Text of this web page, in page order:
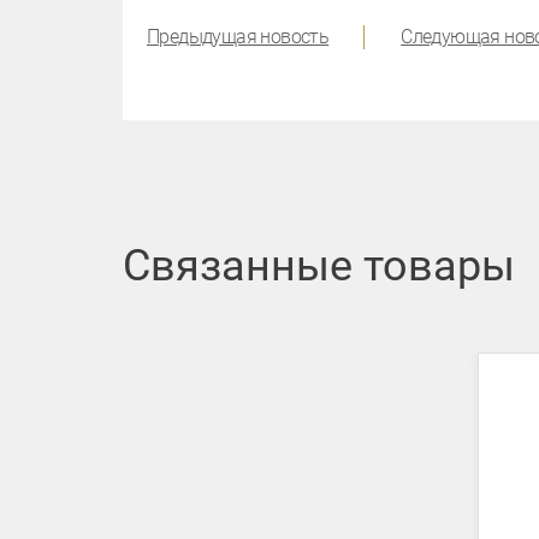
Предыдущая новость Следующая
Связанные товары